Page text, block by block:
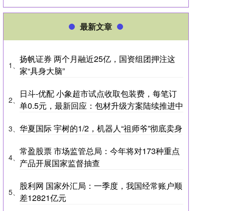
最新文章
1、
扬帆证券 两个月融近25亿，国资组团押注这
家“具身大脑”
2、
日斗-优配 小象超市试点收取包装费，每笔订
单0.5元，最新回应：包材升级方案陆续推进中
3、 华夏国际 宇树的1/2，机器人“祖师爷”彻底卖身
4、
常盈股票 市场监管总局：今年将对173种重点
产品开展国家监督抽查
5、
股利网 国家外汇局：一季度，我国经常账户顺
差12821亿元